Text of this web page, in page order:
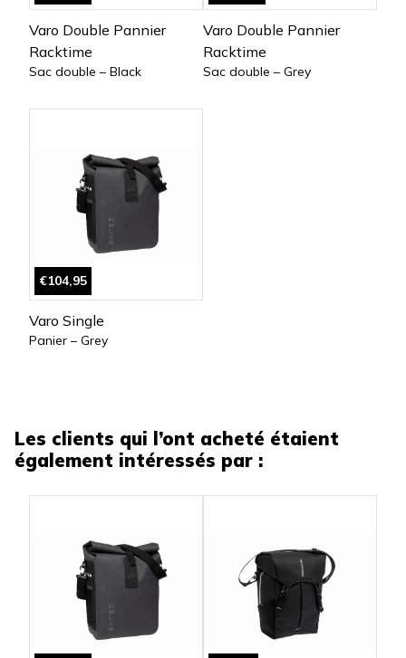
Varo Double Pannier
Racktime
Sac double – Black
Varo Double Pannier
Racktime
Sac double – Grey
€104,95
Varo Single
Panier – Grey
Les clients qui l’ont acheté étaient
également intéressés par :